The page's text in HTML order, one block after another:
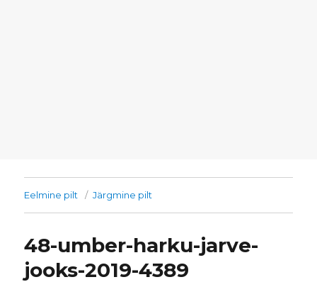
Eelmine pilt Järgmine pilt
48-umber-harku-jarve-
jooks-2019-4389